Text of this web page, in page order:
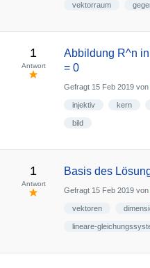
vektorraum
1
Antwort
Abbildung R^n
= 0
Gefragt 15 Feb 2019 von
injektiv kern
bild
1
Antwort
Basis des
Gefragt 15 Feb 2019 von
vektoren
lineare-